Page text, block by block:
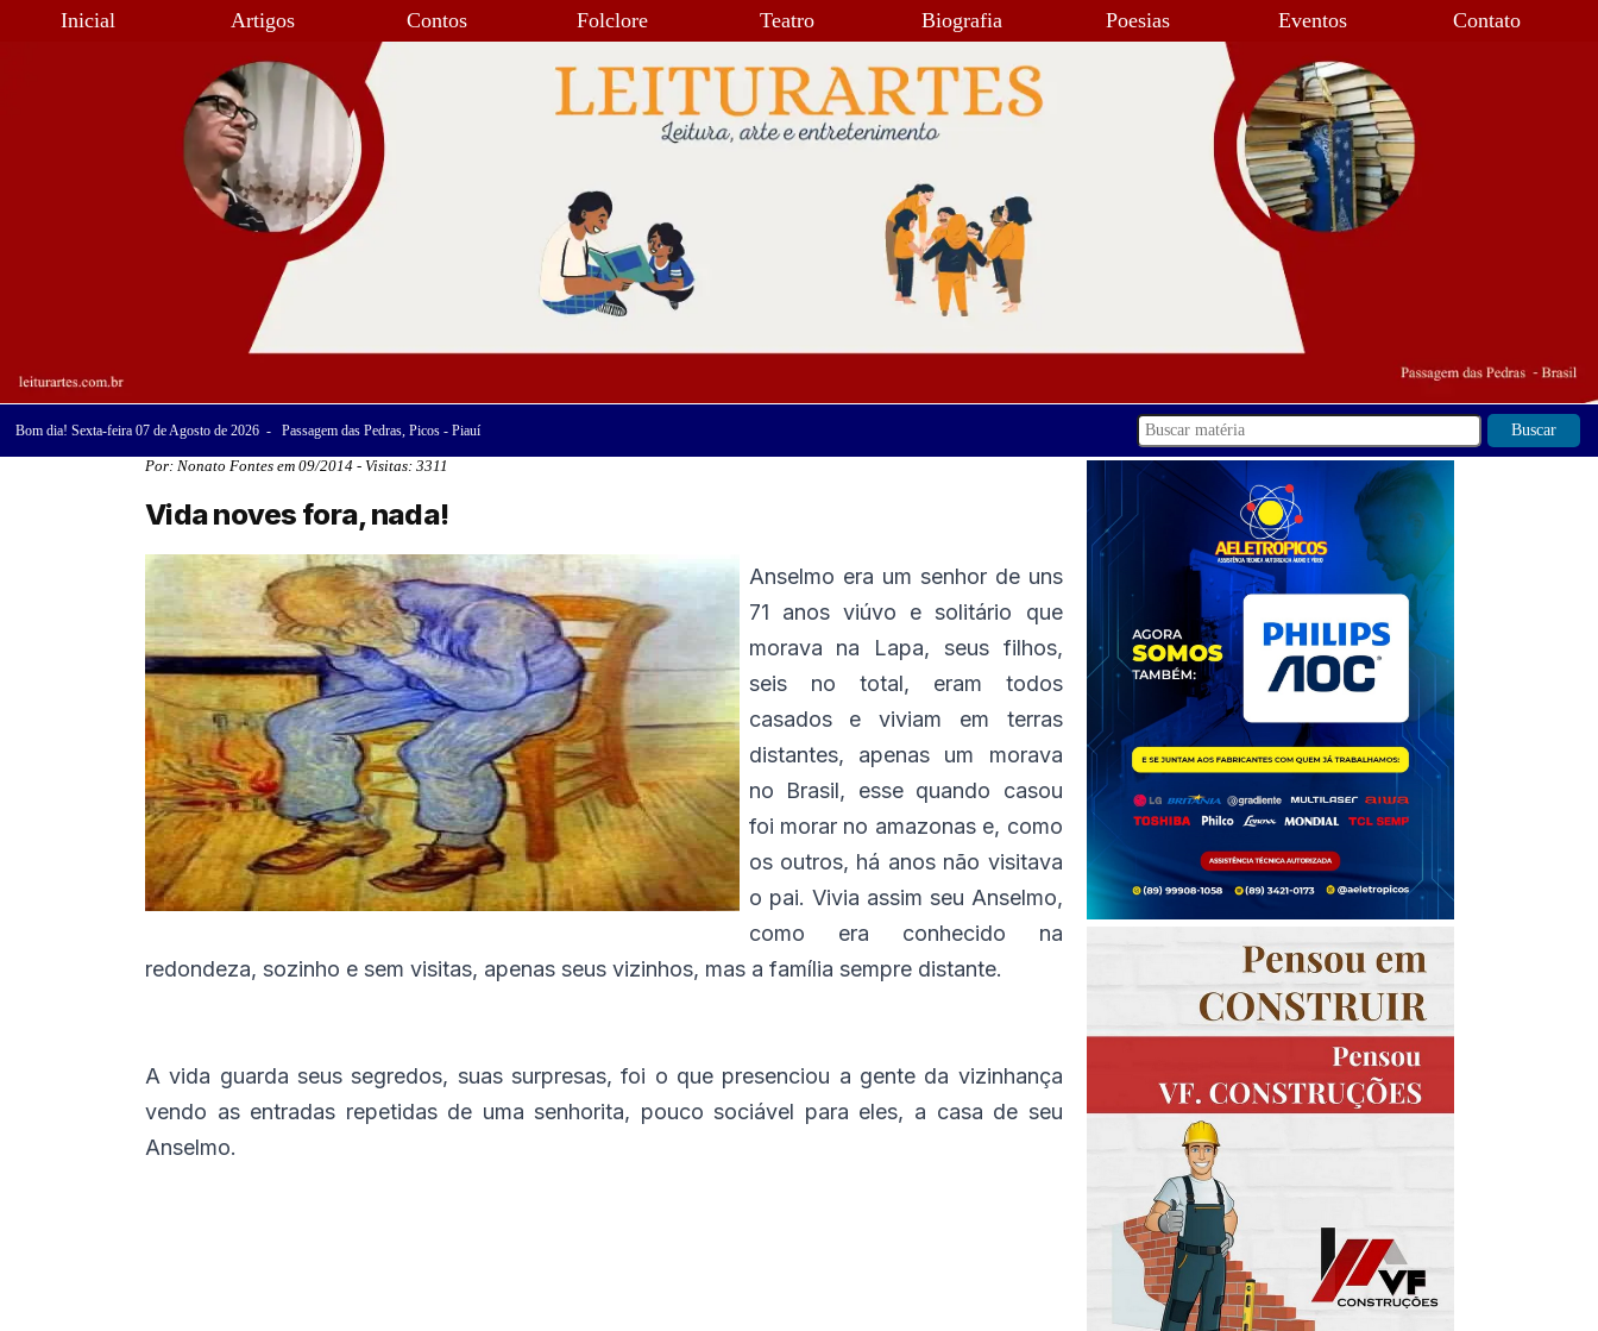
Inicial Artigos Contos Folclore Teatro Biografia Poesias Eventos Contato
Buscar
Bom dia! Sexta-feira 07 de Agosto de 2026 - Passagem das Pedras, Picos - Piauí
Por: Nonato Fontes em 09/2014 - Visitas: 3311
Vida noves fora, nada!
Anselmo era um senhor de uns
71 anos viúvo e solitário que
morava na Lapa, seus filhos,
seis no total, eram todos
casados e viviam em terras
distantes, apenas um morava
no Brasil, esse quando casou
foi morar no amazonas e, como
os outros, há anos não visitava
o pai. Vivia assim seu Anselmo,
como era conhecido na
redondeza, sozinho e sem visitas, apenas seus vizinhos, mas a família sempre distante.
A vida guarda seus segredos, suas surpresas, foi o que presenciou a gente da vizinhança
vendo as entradas repetidas de uma senhorita, pouco sociável para eles, a casa de seu
Anselmo.